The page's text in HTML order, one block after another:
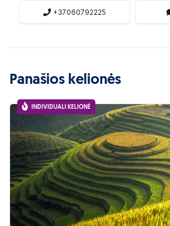
+37060792225
Panašios kelionės
INDIVIDUALI KELIONĖ